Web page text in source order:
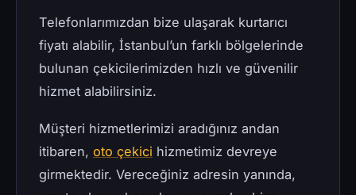
Telefonlarımızdan bize ulaşarak kurtarıcı
fiyatı alabilir, İstanbul’un farklı bölgelerinde
bulunan çekicilerimizden hızlı ve güvenilir
hizmet alabilirsiniz.
Müşteri hizmetlerimizi aradığınız andan
itibaren, oto çekici hizmetimiz devreye
girmektedir. Vereceğiniz adresin yanında,